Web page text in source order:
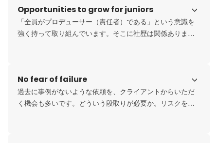
Opportunities to grow for juniors
「全員がプロデューサー（責任者）である」という意識を
強く持って取り組んでいます。そこに社歴は関係ありませ
大きいため、自分のアイデアが採用されるケースも珍しく
ありません。若いうちから多くの経験が積めて、成長でき
る環境と言えます。
No fear of failure
過去に事例がないような依頼を、クライアントからいただ
く機会も多いです。どういう段取りが必要か。リスクをど